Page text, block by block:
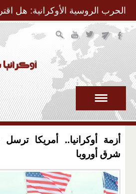
to Navigation
الحرب الروسية الأوكرانية: هل
أزمة أوكرانيا.. أمريكا
شرق أوروبا